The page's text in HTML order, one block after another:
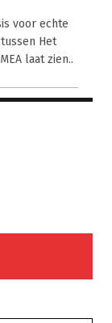
voor echte
Het
laat zien..